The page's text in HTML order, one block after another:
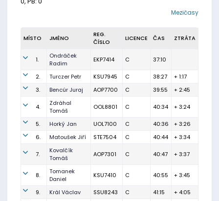
Mezičasy
MÍSTO JMÉNO
REG.
ČÍSLO
LICENCE ČAS ZTRÁTA
1.
Ondráček
Radim
EKP7414 C 37:10
2. Turczer Petr KSU7945 C 38:27
+ 1:17
3.
Bencúr Juraj AOP7700 C 39:55 + 2:45
4.
Zdráhal
Tomáš
OOL8801 C 40:34 + 3:24
5. Horký Jan UOL7100 C 40:36
+ 3:26
6.
Matoušek Jiří STE7504 C 40:44 + 3:34
7.
Kovalčík
Tomáš
AOP7301 C 40:47 + 3:37
8.
Tomanek
Daniel
KSU7410 C 40:55 + 3:45
9. Král Václav SSU8243 C 41:15
+ 4:05